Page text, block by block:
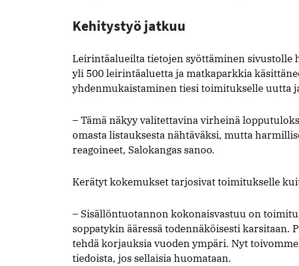
Kehitystyö jatkuu
Leirintäalueilta tietojen syöttäminen sivustolle
yli 500 leirintäaluetta ja matkaparkkia
yhdenmukaistaminen tiesi toimitukselle uutta
– Tämä näkyy valitettavina virheinä
omasta listauksesta nähtäväksi, mutta
reagoineet, Salokangas sanoo.
Kerätyt kokemukset tarjosivat toimitukselle
– Sisällöntuotannon kokonaisvastuu on
soppatykin ääressä todennäköisesti karsitaan.
tehdä korjauksia vuoden ympäri. Nyt
tiedoista, jos sellaisia huomataan.